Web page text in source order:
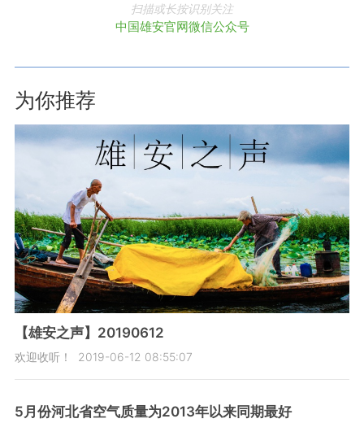
扫描或长按识别关注
中国雄安官网微信公众号
为你推荐
【雄安之声】20190612
欢迎收听！ 2019-06-12 08:55:07
5月份河北省空气质量为2013年以来同期最好